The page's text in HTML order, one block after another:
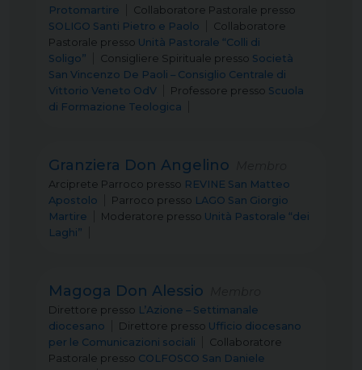
Protomartire
Collaboratore Pastorale presso
SOLIGO Santi Pietro e Paolo
Collaboratore
Pastorale presso Unità Pastorale “Colli di
Soligo”
Consigliere Spirituale presso Società
San Vincenzo De Paoli – Consiglio Centrale di
Vittorio Veneto OdV
Professore presso Scuola
di Formazione Teologica
Granziera Don Angelino
Arciprete Parroco presso REVINE San Matteo
Apostolo
Parroco presso LAGO San Giorgio
Martire
Moderatore presso Unità Pastorale “dei
Laghi”
Magoga Don Alessio
Direttore presso L’Azione – Settimanale
diocesano
Direttore presso Ufficio diocesano
per le Comunicazioni sociali
Collaboratore
Pastorale presso COLFOSCO San Daniele